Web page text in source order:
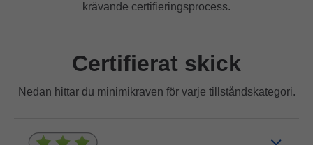
krävande certifieringsprocess.
Certifierat skick
Nedan hittar du minimikraven för varje tillståndskategori.